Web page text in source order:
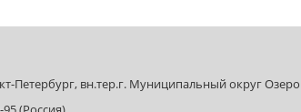
Петербург, вн.тер.г. Муниципальный округ